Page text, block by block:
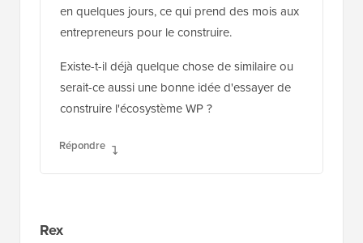
en quelques jours, ce qui prend des mois aux
entrepreneurs pour le construire.
Existe-t-il déjà quelque chose de similaire ou
serait-ce aussi une bonne idée d'essayer de
construire l'écosystème WP ?
Répondre
Rex